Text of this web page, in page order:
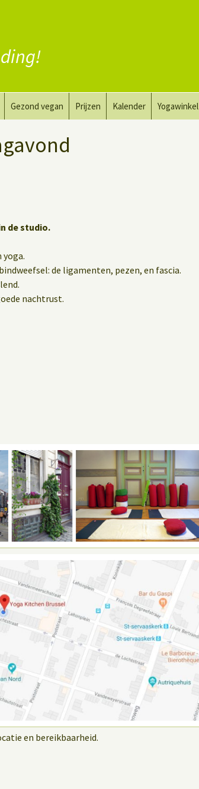
mannen
Gezond vegan
Vervang zuivel
Prijzen Kalender Yogawinkel
de studio.
yoga.
de ligamenten, pezen, en fascia.
nachtrust.
en bereikbaarheid.